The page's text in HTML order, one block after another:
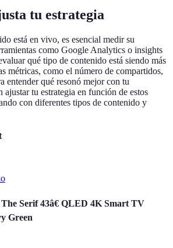
tu estrategia
está en vivo, es esencial medir su
como Google Analytics o insights
qué tipo de contenido está siendo más
métricas, como el número de compartidos,
entender qué resonó mejor con tu
ajustar tu estrategia en función de estos
con diferentes tipos de contenido y
Serif 43â€ QLED 4K Smart TV
Green